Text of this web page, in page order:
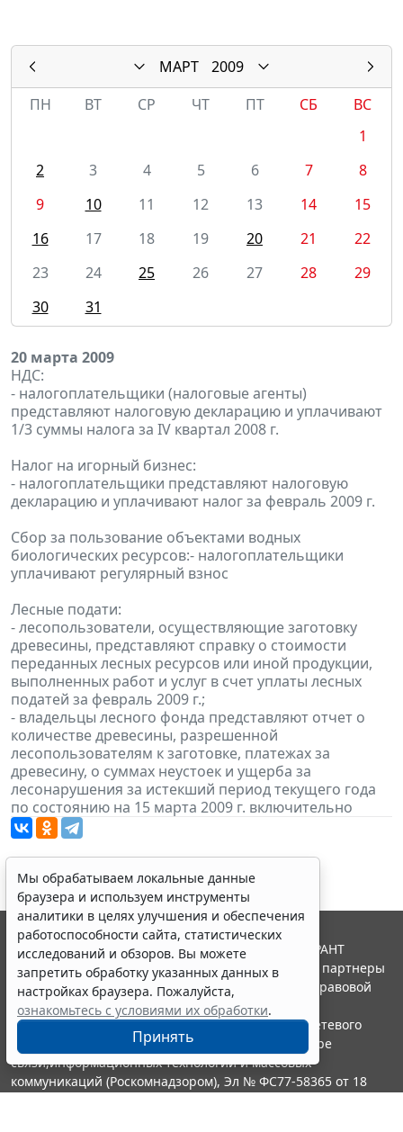
МАРТ
2009
ПН
ВТ СР ЧТ ПТ СБ
ВС
1
2
3 4 5 6 7
8
9
10 11 12 13 14
15
16
17 18 19 20 21
22
23
24 25 26 27 28
29
30
31
20 марта 2009
НДС:
- налогоплательщики (налоговые агенты)
представляют налоговую декларацию и уплачивают
1/3 суммы налога за IV квартал 2008 г.
Налог на игорный бизнес:
- налогоплательщики представляют налоговую
декларацию и уплачивают налог за февраль 2009 г.
Сбор за пользование объектами водных
биологических ресурсов:- налогоплательщики
уплачивают регулярный взнос
Лесные подати:
- лесопользователи, осуществляющие заготовку
древесины, представляют справку о стоимости
переданных лесных ресурсов или иной продукции,
выполненных работ и услуг в счет уплаты лесных
податей за февраль 2009 г.;
- владельцы лесного фонда представляют отчет о
количестве древесины, разрешенной
лесопользователям к заготовке, платежах за
древесину, о суммах неустоек и ущерба за
лесонарушения за истекший период текущего года
по состоянию на 15 марта 2009 г. включительно
Мы обрабатываем локальные данные
браузера и используем инструменты
аналитики в целях улучшения и обеспечения
работоспособности сайта, статистических
исследований и обзоров. Вы можете
запретить обработку указанных данных в
настройках браузера. Пожалуйста,
ознакомьтесь с условиями их обработки.
Принять
© ООО "НПП "ГАРАНТ-СЕРВИС", 2026. Система ГАРАНТ
выпускается с 1990 года. Компания "Гарант" и ее партнеры
являются участниками Российской ассоциации правовой
информации ГАРАНТ.
Портал ГАРАНТ.РУ зарегистрирован в качестве сетевого
издания Федеральной службой по надзору в сфере
связи,информационных технологий и массовых
коммуникаций (Роскомнадзором), Эл № ФС77-58365 от 18